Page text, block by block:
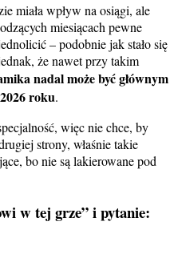
miała wpływ na osiągi, ale
miesiącach pewne
– podobnie jak stało się
że nawet przy takim
nadal może być głównym
roku.
więc nie chce, by
strony, właśnie takie
bo nie są lakierowane pod
w tej grze” i pytanie: